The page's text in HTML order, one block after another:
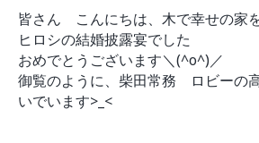
お問い合わせ・資料請求
SNS
皆さん こんにちは、木で幸せの家を
ヒロシの結婚披露宴でした
おめでとうございます＼(^o^)／
御覧のように、柴田常務 ロビーの
いでいます>_<